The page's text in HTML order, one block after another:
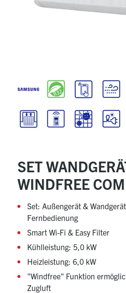
SET
WINDFREE
Set: Außengerät &
Fernbedienung
Smart Wi-Fi & Easy Filter
Kühlleistung: 5,0 kW
Heizleistung: 6,0 kW
"Windfree" Funktion
Zugluft